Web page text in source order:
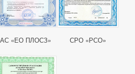
АС «ЕО ПЛОСЗ» СРО «РСО»